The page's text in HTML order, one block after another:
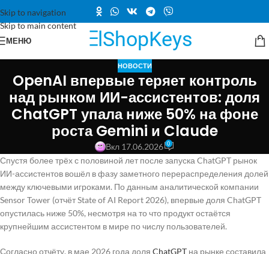
Skip to navigation
Skip to main content
МЕНЮ
НОВОСТИ
OpenAI впервые теряет контроль
над рынком ИИ-ассистентов: доля
ChatGPT упала ниже 50% на фоне
роста Gemini и Claude
Вкл 17.06.2026 0
Спустя более трёх с половиной лет после запуска ChatGPT рынок
ИИ-ассистентов вошёл в фазу заметного перераспределения долей
между ключевыми игроками. По данным аналитической компании
Sensor Tower (отчёт State of AI Report 2026), впервые доля ChatGPT
опустилась ниже 50%, несмотря на то что продукт остаётся
крупнейшим ассистентом в мире по числу пользователей.
Согласно отчёту, в мае 2026 года доля ChatGPT на рынке составила